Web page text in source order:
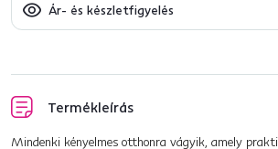
Ár- és készletfigyelés
Termékleírás
Mindenki kényelmes otthonra vágyik, amely